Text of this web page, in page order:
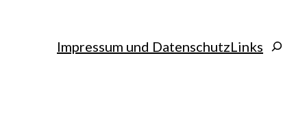
Impressum und DatenschutzLinks Search